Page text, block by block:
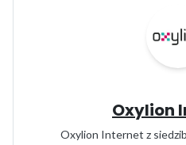
Oxylion
Oxylion Internet z